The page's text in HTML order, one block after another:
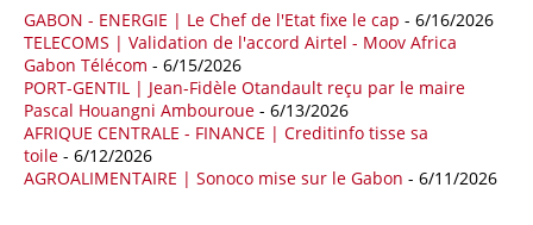
quatre premiers mois de 2025.
09/05/26 ITALIE - LIBYE
Les deux pays veulent accélérer leurs projets gaziers communs, afin
de sécuriser davantage les approvisionnements énergétiques en
Méditerranée, dans un contexte marqué par des tensions
géopolitiques internationales et des perturbations sur le marché
mondial du gaz. Réunis à Rome le jeudi 7 mai, la Première ministre
GABON - ENERGIE | Le Chef de l'Etat fixe le cap - 6/16/2026
TELECOMS | Validation de l'accord Airtel - Moov Africa
Gabon Télécom - 6/15/2026
PORT-GENTIL | Jean-Fidèle Otandault reçu par le maire
Pascal Houangni Ambouroue - 6/13/2026
AFRIQUE CENTRALE - FINANCE | Creditinfo tisse sa
toile - 6/12/2026
AGROALIMENTAIRE | Sonoco mise sur le Gabon - 6/11/2026